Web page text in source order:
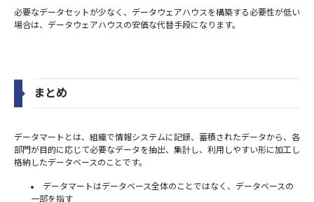
必要なデータセットが少なく、データウェアハウスを構築する必要性が低い
場合は、データウェアハウスの安価な代替手段になります。
まとめ
データマートとは、組織で情報システムに記録、蓄積されたデータから、各
部門が目的に応じて必要なデータを抽出、集計し、利用しやすい形に加工し
格納したデータベースのことです。
データマートはデータベース全体のことではなく、データベースの
一部を指す